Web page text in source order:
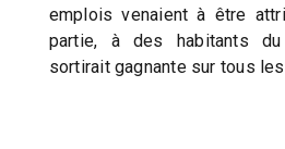
emplois venaient à être
partie, à des habitants
sortirait gagnante sur tous